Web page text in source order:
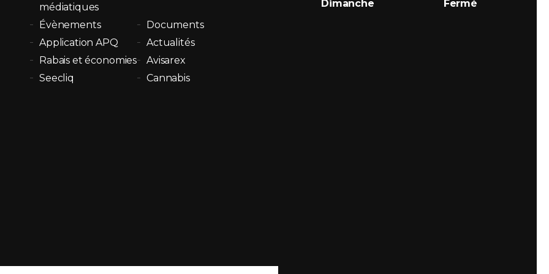
médiatiques
Évènements
Documents
Application APQ
Actualités
Rabais et économies
Avisarex
Seecliq
Cannabis
Dimanche Fermé